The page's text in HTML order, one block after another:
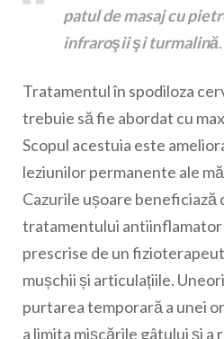
patul de masaj cu
infraroşii şi turmalină.
Tratamentul în spodiloza
trebuie să fie abordat cu
Scopul acestuia este
leziunilor permanente ale
Cazurile ușoare beneficiază
tratamentului antiinflamator
prescrise de un
mușchii și articulațiile.
purtarea temporară a unei
a limita mișcările gâtului și a